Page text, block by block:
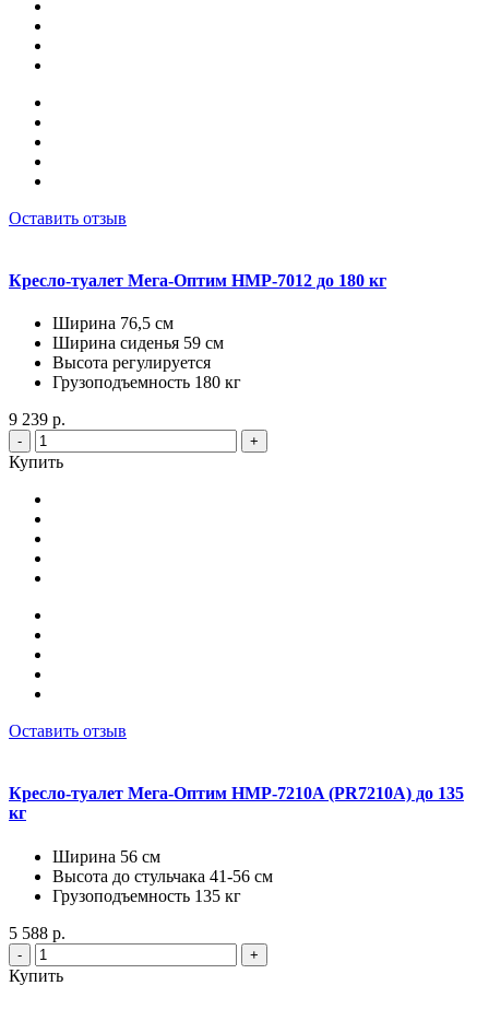
Оставить отзыв
Кресло-туалет Мега-Оптим HMP-7012 до 180 кг
Ширина 76,5 см
Ширина сиденья 59 см
Высота регулируется
Грузоподъемность 180 кг
9 239 р.
- +
Купить
Оставить отзыв
Кресло-туалет Мега-Оптим HMP-7210A (PR7210A) до 135
кг
Ширина 56 см
Высота до стульчака 41-56 см
Грузоподъемность 135 кг
5 588 р.
- +
Купить